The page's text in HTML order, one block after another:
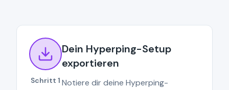
Schritt 1
Dein Hyperping-Setup
exportieren
Notiere dir deine Hyperping-